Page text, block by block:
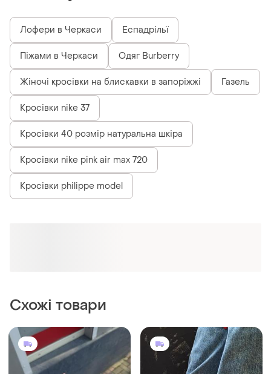
Лофери в Черкаси Еспадрільї
Піжами в Черкаси Одяг Burberry
Жіночі кросівки на блискавки в запоріжжі Газель
Кросівки nike 37
Кросівки 40 розмір натуральна шкіра
Кросівки nike pink air max 720
Кросівки philippe model